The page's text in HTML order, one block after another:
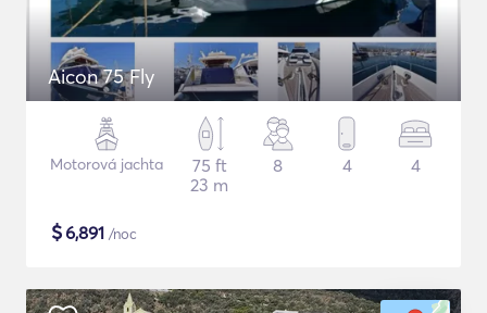
Aicon 75 Fly
Motorová jachta
75 ft
23 m
8 4 4
$6,891 /noc